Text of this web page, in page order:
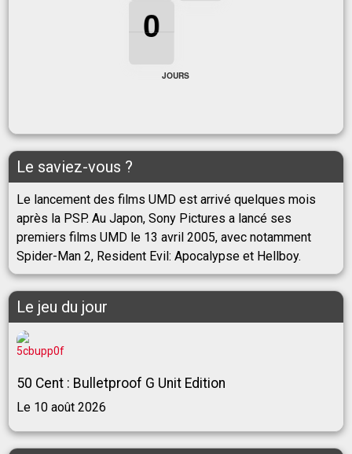
0
0
0
0
JOURS
Le saviez-vous ?
Le lancement des films UMD est arrivé quelques mois
après la PSP. Au Japon, Sony Pictures a lancé ses
premiers films UMD le 13 avril 2005, avec notamment
Spider-Man 2, Resident Evil: Apocalypse et Hellboy.
Le jeu du jour
50 Cent : Bulletproof G Unit Edition
Le 10 août 2026